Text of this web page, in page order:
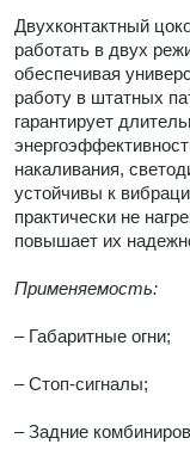
Двухконтактный
работать в двух
обеспечивая
работу в штатных
гарантирует
накаливания,
устойчивы к
практически не
повышает их
Применяемость:
– Габаритные огни;
– Стоп-сигналы;
– Задние